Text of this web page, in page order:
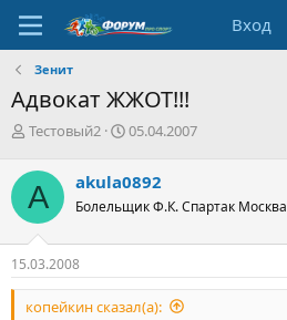
Вход
Зенит
Адвокат ЖЖОТ!!!
А
т
о
р
т
е
м
ы
Тестовый2
Д
а
н
ч
л
а
05.04.2007
A akula0892
Болельщик Ф.К. Спартак Москва
15.03.2008
копейкин сказал(а):